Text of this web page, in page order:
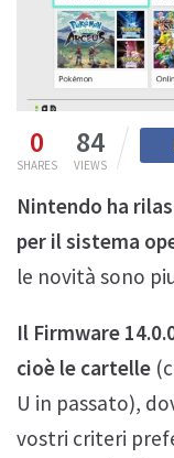
0
SHARES
84
VIEWS
Nintendo ha
per il sistema
le novità sono
Il Firmware
cioè le cartelle
U in passato),
vostri criteri